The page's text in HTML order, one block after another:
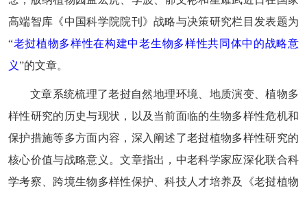
高端智库《中国科学院院刊》战略与决策研究栏目发表题为
“老挝植物多样性在构建中老生物多样性共同体中的战略意
义”的文章。
文章系统梳理了老挝自然地理环境、地质演变、植物多
样性研究的历史与现状，以及当前面临的生物多样性危机和
保护措施等多方面内容，深入阐述了老挝植物多样性研究的
核心价值与战略意义。文章指出，中老科学家应深化联合科
学考察、跨境生物多样性保护、科技人才培养及《老挝植物